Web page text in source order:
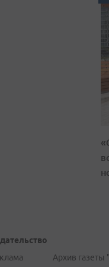
Архив газеты